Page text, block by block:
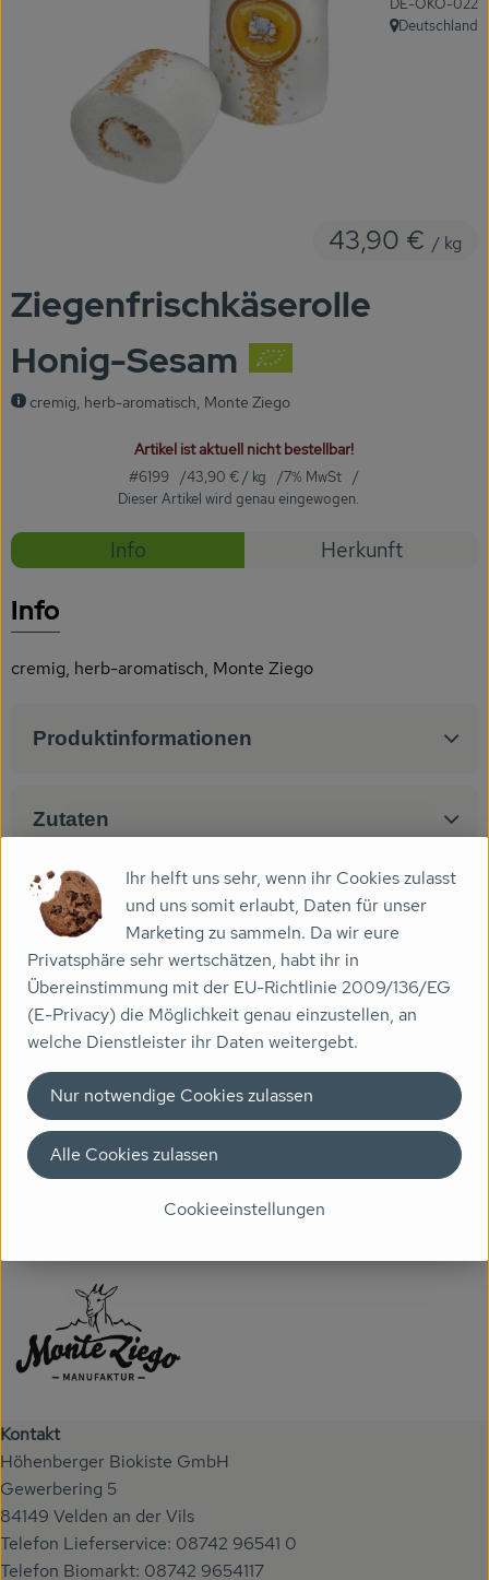
Gutes aus Höhenberg
Einfach Bio
Obst & Gemüse
Tiefkühlprodukte
Feinkost
Süßes & Snacks
Naturkosmetik
Dr. Hauschka - Wala
Saatgut
Trinkgeld & Spenden
Service
B2B
Veranstaltungen
Wissen
Über uns
Ziegenfrischkäserolle
Honig-Sesam
cremig, herb-aromatisch, Monte Ziego
43,90 € / kg
DE-ÖKO-022
, Herkunft:
Deutschland
Artikel ist aktuell nicht bestellbar!
#6199 43,90 € / kg
7% MwSt
Dieser Artikel wird genau eingewogen.
Rezepte
Info Herkunft
Info
cremig, herb-aromatisch, Monte Ziego
Produktinformationen
Zutaten
Nährwert-Info
Produktdatenblatt
Herkunft
Hersteller: Monte Ziego
Kontakt
Höhenberger Biokiste GmbH
Gewerbering 5
84149 Velden an der Vils
Telefon Lieferservice: 08742 96541 0
Telefon Biomarkt: 08742 9654117
Ihr helft uns sehr, wenn ihr Cookies zulasst
und uns somit erlaubt, Daten für unser
Marketing zu sammeln. Da wir eure
Privatsphäre sehr wertschätzen, habt ihr in
Übereinstimmung mit der EU-Richtlinie 2009/136/EG
(E-Privacy) die Möglichkeit genau einzustellen, an
welche Dienstleister ihr Daten weitergebt.
Cookieeinstellungen
Nur notwendige Cookies zulassen
Alle Cookies zulassen